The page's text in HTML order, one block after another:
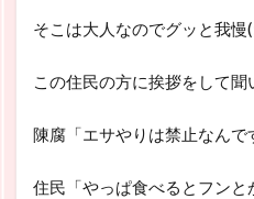
そこは大人なのでグッと我慢
この住民の方に挨拶をして聞
陳腐「エサやりは禁止なんで
住民「やっぱ食べるとフンと